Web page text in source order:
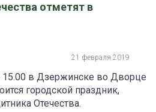
отметят в
21 февраля 2019
15.00 в Дзержинске во Дворце
городской праздник,
Отечества.